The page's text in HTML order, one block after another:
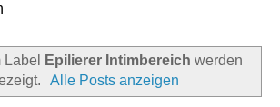
Label Epilierer Intimbereich werden
Alle Posts anzeigen